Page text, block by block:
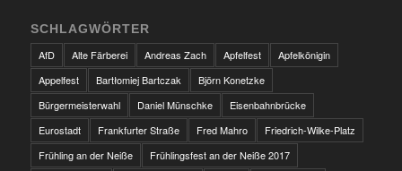
SCHLAGWÖRTER
AfD
Alte Färberei Andreas Zach Apfelfest
Apfelkönigin
Appelfest
Bartłomiej Bartczak
Björn Konetzke
Bürgermeisterwahl
Daniel Münschke
Eisenbahnbrücke
Eurostadt
Frankfurter Straße Fred Mahro
Friedrich-Wilke-Platz
Frühling an der Neiße
Frühlingsfest an der Neiße 2017